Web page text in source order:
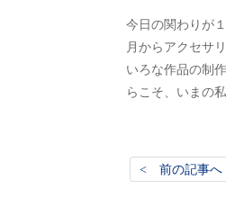
今日の関わりが
月からアクセサ
いろな作品の制
らこそ、いまの
< 前の記事へ